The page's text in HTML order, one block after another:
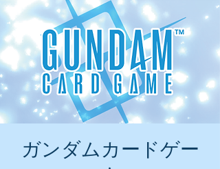
ガンダムカードゲー